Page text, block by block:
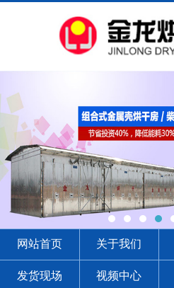
网站首页 关于我们
发货现场 视频中心